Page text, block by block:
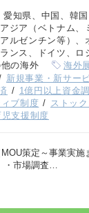
愛知県、中国、韓
ジア（ベトナム
ルゼンチン等）
ンス、ドイツ、
の海外
海外
新規事業・新サー
1億円以上資金
ブ制度 ストッ
児支援制度
策定～事業実施
・市場調査…